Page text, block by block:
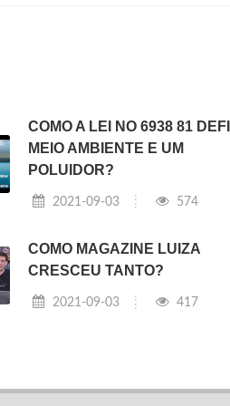
COMO A LEI NO 6938 81
MEIO AMBIENTE E UM
POLUIDOR?
2021-09-03 574
COMO MAGAZINE LUIZA
CRESCEU TANTO?
2021-09-03 417